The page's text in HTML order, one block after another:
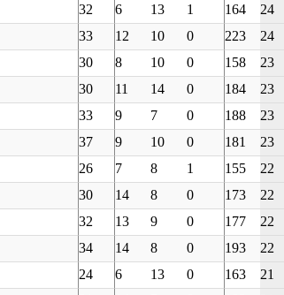
32 6 13 1 164 24
33 12 10 0 223 24
30 8 10 0 158 23
30 11 14 0 184 23
33 9 7 0 188 23
37 9 10 0 181 23
26 7 8 1 155 22
30 14 8 0 173 22
32 13 9 0 177 22
34 14 8 0 193 22
24 6 13 0 163 21